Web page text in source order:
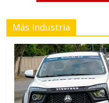
Más Industria